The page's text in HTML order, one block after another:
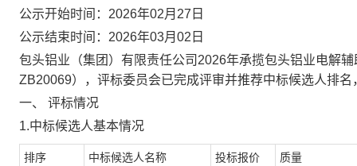
公示开始时间：2026年02月27日
公示结束时间：2026年03月02日
包头铝业（集团）有限责任公司2026年承揽包头铝业电解
ZB20069），评标委员会已完成评审并推荐中标候选人排名
一、 评标情况
1.中标候选人基本情况
排序 中标候选人名称
投标报价
质量